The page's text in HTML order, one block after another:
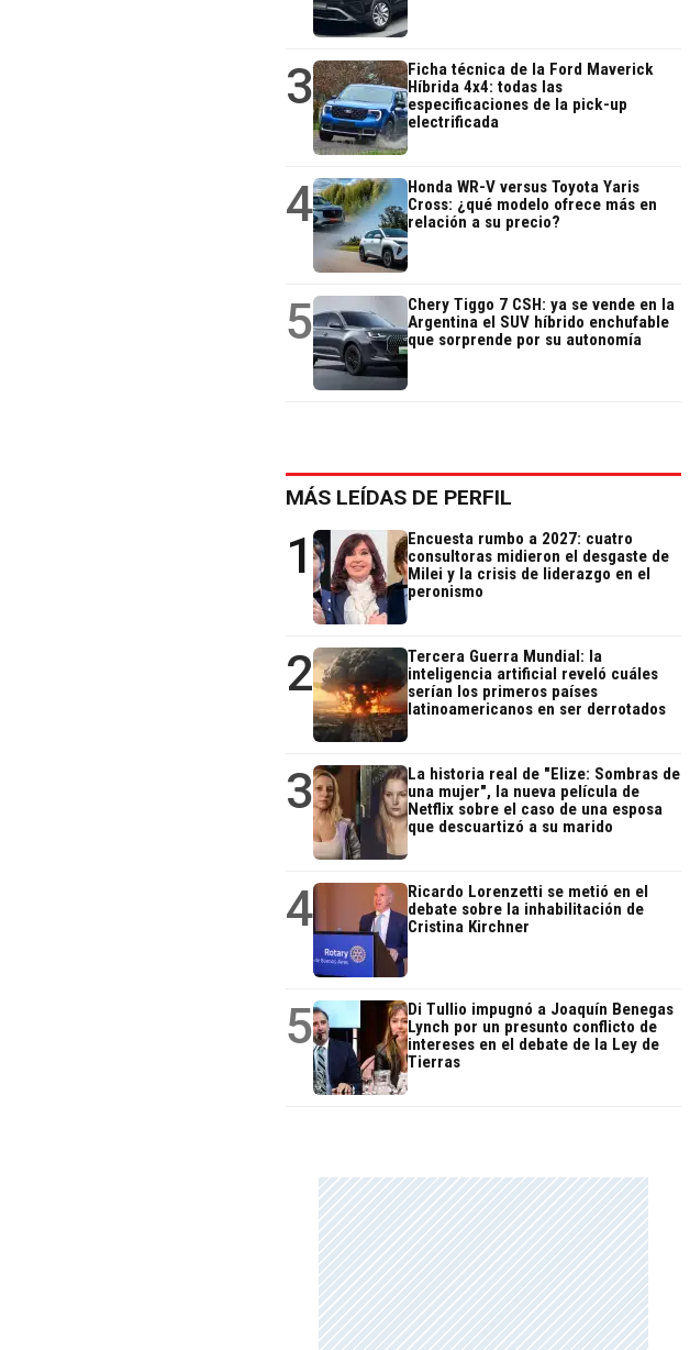
3
Ficha técnica de la Ford Maverick
Híbrida 4x4: todas las
especificaciones de la pick-up
electrificada
4
Honda WR-V versus Toyota Yaris
Cross: ¿qué modelo ofrece más en
relación a su precio?
5
Chery Tiggo 7 CSH: ya se vende en la
Argentina el SUV híbrido enchufable
que sorprende por su autonomía
MÁS LEÍDAS DE PERFIL
1
Encuesta rumbo a 2027: cuatro
consultoras midieron el desgaste de
Milei y la crisis de liderazgo en el
peronismo
2
Tercera Guerra Mundial: la
inteligencia artificial reveló cuáles
serían los primeros países
latinoamericanos en ser derrotados
3
La historia real de "Elize: Sombras de
una mujer", la nueva película de
Netflix sobre el caso de una esposa
que descuartizó a su marido
4
Ricardo Lorenzetti se metió en el
debate sobre la inhabilitación de
Cristina Kirchner
5
Di Tullio impugnó a Joaquín Benegas
Lynch por un presunto conflicto de
intereses en el debate de la Ley de
Tierras